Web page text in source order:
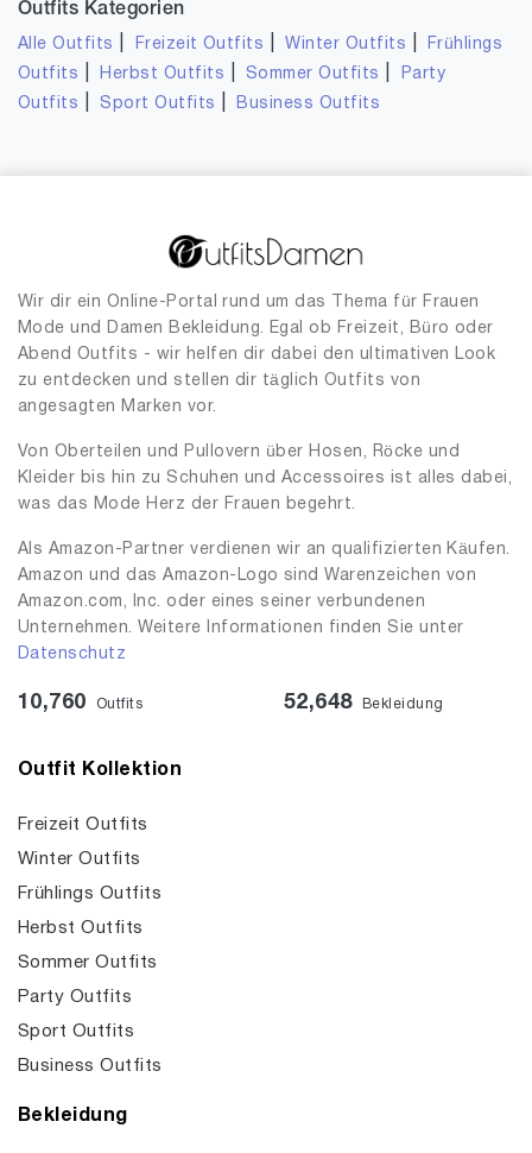
Outfits Kategorien
Alle Outfits Freizeit Outfits |Winter Outfits
Frühlings
Outfits
Herbst Outfits Sommer Outfits
Party
Outfits
Sport Outfits Business Outfits
Wir dir ein Online-Portal rund um das Thema für Frauen
Mode und Damen Bekleidung. Egal ob Freizeit, Büro oder
Abend Outfits - wir helfen dir dabei den ultimativen Look
zu entdecken und stellen dir täglich Outfits von
angesagten Marken vor.
Von Oberteilen und Pullovern über Hosen, Röcke und
Kleider bis hin zu Schuhen und Accessoires ist alles dabei,
was das Mode Herz der Frauen begehrt.
Als Amazon-Partner verdienen wir an qualifizierten Käufen.
Amazon und das Amazon-Logo sind Warenzeichen von
Amazon.com, Inc. oder eines seiner verbundenen
Unternehmen. Weitere Informationen finden Sie unter
Datenschutz
10,760 Outfits 52,648 Bekleidung
Outfit Kollektion
Freizeit Outfits
Winter Outfits
Frühlings Outfits
Herbst Outfits
Sommer Outfits
Party Outfits
Sport Outfits
Business Outfits
Bekleidung